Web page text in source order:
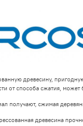
древесину,
от способа сжатия,
получают, сжимая
древесина